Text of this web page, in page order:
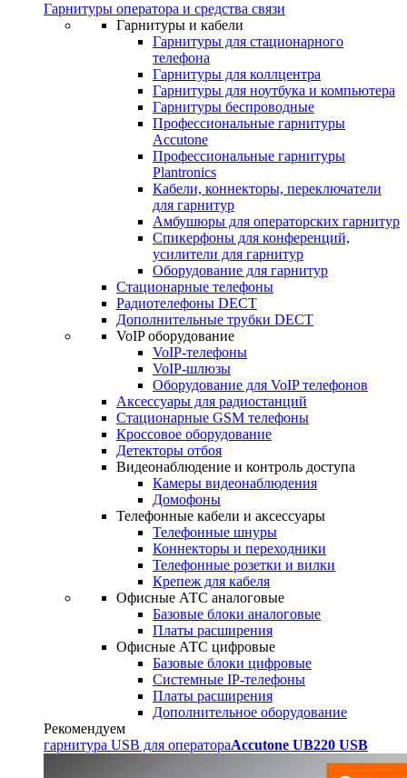
Гарнитуры оператора и средства связи
Гарнитуры и кабели
Гарнитуры для стационарного
телефона
Гарнитуры для коллцентра
Гарнитуры для ноутбука и компьютера
Гарнитуры беспроводные
Профессиональные гарнитуры
Accutone
Профессиональные гарнитуры
Plantronics
Кабели, коннекторы, переключатели
для гарнитур
Амбушюры для операторских гарнитур
Cпикерфоны для конференций,
усилители для гарнитур
Оборудование для гарнитур
Стационарные телефоны
Радиотелефоны DECT
Дополнительные трубки DECT
VoIP оборудование
VoIP-телефоны
VoIP-шлюзы
Оборудование для VoIP телефонов
Аксессуары для радиостанций
Стационарные GSM телефоны
Кроссовое оборудование
Детекторы отбоя
Видеонаблюдение и контроль доступа
Камеры видеонаблюдения
Домофоны
Телефонные кабели и аксессуары
Телефонные шнуры
Коннекторы и переходники
Телефонные розетки и вилки
Крепеж для кабеля
Офисные АТС аналоговые
Базовые блоки аналоговые
Платы расширения
Офисные АТС цифровые
Базовые блоки цифровые
Системные IP-телефоны
Платы расширения
Дополнительное оборудование
Рекомендуем
гарнитура USB для оператораAccutone UB220 USB